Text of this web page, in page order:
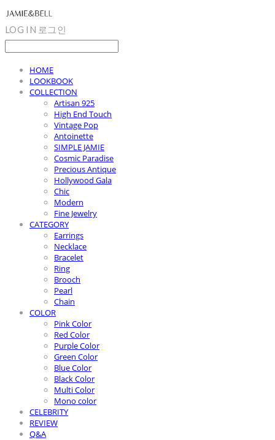
LOG IN 로그인
HOME
LOOKBOOK
COLLECTION
Artisan 925
High End Touch
Vintage Pop
Antoinette
SIMPLE JAMIE
Cosmic Paradise
Precious Antique
Hollywood Gala
Chic
Modern
Fine Jewelry
CATEGORY
Earrings
Necklace
Bracelet
Ring
Brooch
Pearl
Chain
COLOR
Pink Color
Red Color
Purple Color
Green Color
Blue Color
Black Color
Multi Color
Mono color
CELEBRITY
REVIEW
Q&A